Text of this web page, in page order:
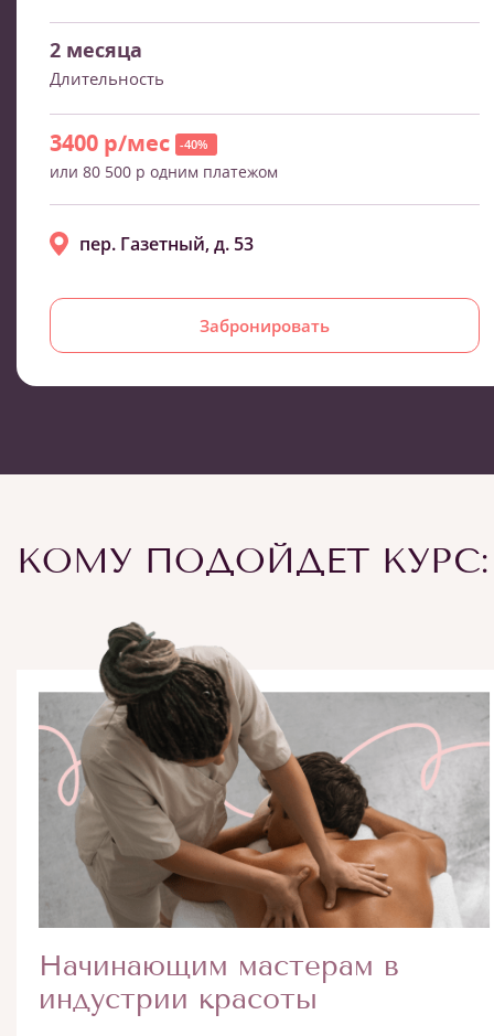
2 месяца
Длительность
3400 р/мес -40%
или 80 500 р одним платежом
Забронировать
пер. Газетный, д. 53
КОМУ ПОДОЙДЕТ КУРС:
Начинающим мастерам в
индустрии красоты